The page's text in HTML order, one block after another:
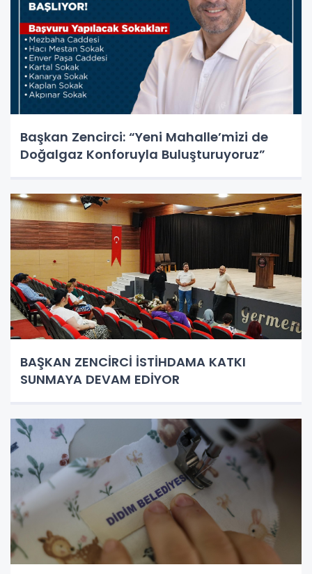
Başkan Zencirci: “Yeni Mahalle’mizi de
Doğalgaz Konforuyla Buluşturuyoruz”
BAŞKAN ZENCİRCİ İSTİHDAMA KATKI
SUNMAYA DEVAM EDİYOR